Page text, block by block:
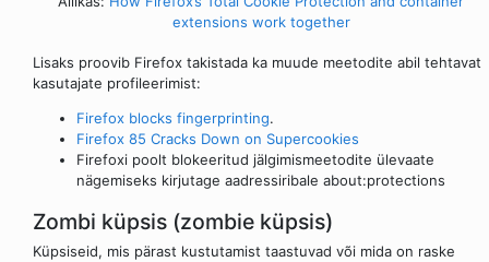
extensions work together
Lisaks proovib Firefox takistada ka muude meetodite abil tehtavat
kasutajate profileerimist:
Firefox blocks fingerprinting.
Firefox 85 Cracks Down on Supercookies
Firefoxi poolt blokeeritud jälgimismeetodite ülevaate
nägemiseks kirjutage aadressiribale about:protections
Zombi küpsis (zombie küpsis)
Küpsiseid, mis pärast kustutamist taastuvad või mida on raske